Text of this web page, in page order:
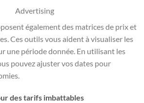
Advertising
également des matrices de prix et
Ces outils vous aident à visualiser les
une période donnée. En utilisant les
pouvez ajuster vos dates pour
des tarifs imbattables